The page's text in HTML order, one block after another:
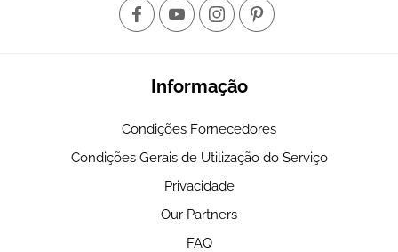
Informação
Condições Fornecedores
Condições Gerais de Utilização do Serviço
Privacidade
Our Partners
FAQ